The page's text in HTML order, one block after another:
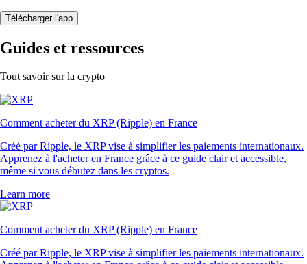
Télécharger l'app
Guides et ressources
Tout savoir sur la crypto
Comment acheter du XRP (Ripple) en France
Créé par Ripple, le XRP vise à simplifier les paiements internationaux.
Apprenez à l'acheter en France grâce à ce guide clair et accessible,
même si vous débutez dans les cryptos.
Learn more
Comment acheter du XRP (Ripple) en France
Créé par Ripple, le XRP vise à simplifier les paiements internationaux.